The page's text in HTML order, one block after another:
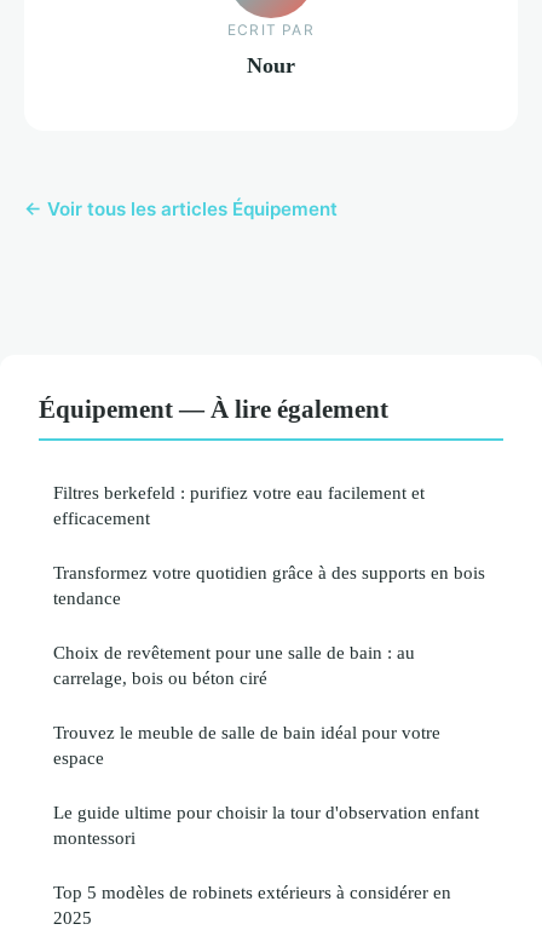
ECRIT PAR
Nour
← Voir tous les articles Équipement
Équipement — À lire également
Filtres berkefeld : purifiez votre eau facilement et
efficacement
Transformez votre quotidien grâce à des supports en bois
tendance
Choix de revêtement pour une salle de bain : au
carrelage, bois ou béton ciré
Trouvez le meuble de salle de bain idéal pour votre
espace
Le guide ultime pour choisir la tour d'observation enfant
montessori
Top 5 modèles de robinets extérieurs à considérer en
2025